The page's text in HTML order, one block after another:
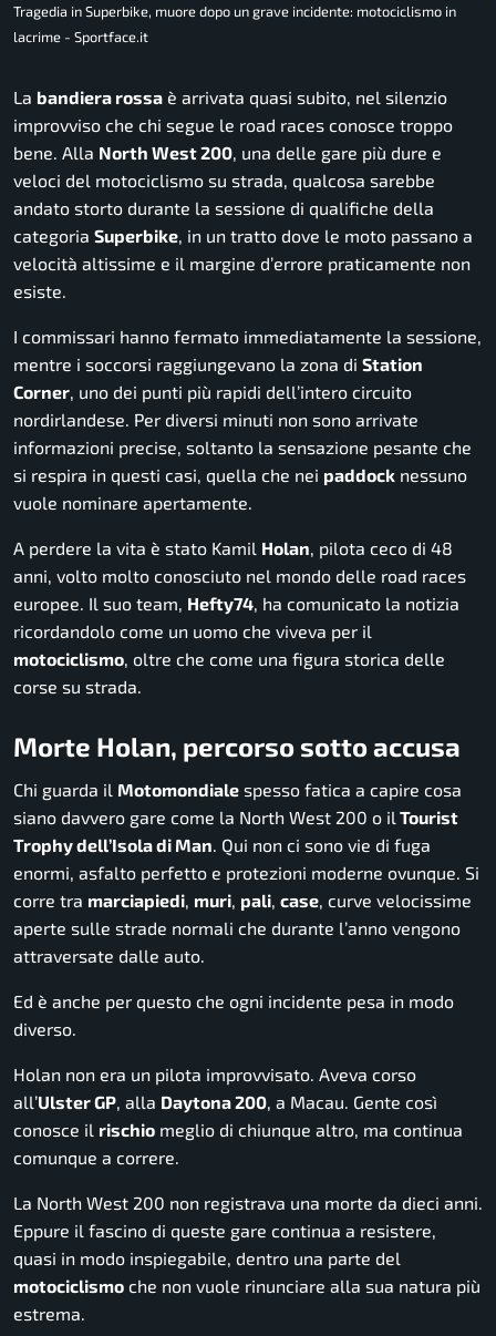
Tragedia in Superbike, muore dopo un grave incidente: motociclismo in
lacrime - Sportface.it
La bandiera rossa è arrivata quasi subito, nel silenzio
improvviso che chi segue le road races conosce troppo
bene. Alla North West 200, una delle gare più dure e
veloci del motociclismo su strada, qualcosa sarebbe
andato storto durante la sessione di qualifiche della
categoria Superbike, in un tratto dove le moto passano a
velocità altissime e il margine d’errore praticamente non
esiste.
I commissari hanno fermato immediatamente la sessione,
mentre i soccorsi raggiungevano la zona di Station
Corner, uno dei punti più rapidi dell’intero circuito
nordirlandese. Per diversi minuti non sono arrivate
informazioni precise, soltanto la sensazione pesante che
si respira in questi casi, quella che nei paddock nessuno
vuole nominare apertamente.
A perdere la vita è stato Kamil Holan, pilota ceco di 48
anni, volto molto conosciuto nel mondo delle road races
europee. Il suo team, Hefty74, ha comunicato la notizia
ricordandolo come un uomo che viveva per il
motociclismo, oltre che come una figura storica delle
corse su strada.
Morte Holan, percorso sotto accusa
Chi guarda il Motomondiale spesso fatica a capire cosa
siano davvero gare come la North West 200 o il Tourist
Trophy dell’Isola di Man. Qui non ci sono vie di fuga
enormi, asfalto perfetto e protezioni moderne ovunque. Si
corre tra marciapiedi, muri, pali, case, curve velocissime
aperte sulle strade normali che durante l’anno vengono
attraversate dalle auto.
Ed è anche per questo che ogni incidente pesa in modo
diverso.
Holan non era un pilota improvvisato. Aveva corso
all’Ulster GP, alla Daytona 200, a Macau. Gente così
conosce il rischio meglio di chiunque altro, ma continua
comunque a correre.
La North West 200 non registrava una morte da dieci anni.
Eppure il fascino di queste gare continua a resistere,
quasi in modo inspiegabile, dentro una parte del
motociclismo che non vuole rinunciare alla sua natura più
estrema.